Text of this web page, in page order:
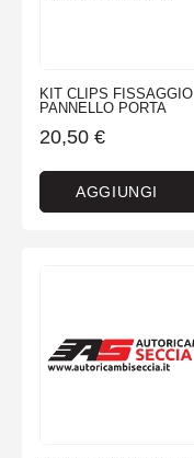
KIT CLIPS FISSAGGIO
PANNELLO PORTA
20,50 €
AGGIUNGI